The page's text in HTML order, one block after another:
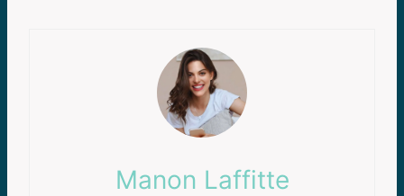
Manon Laffitte